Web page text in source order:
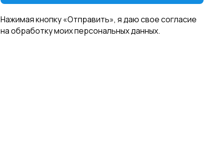
Нажимая кнопку «Отправить», я даю свое согласие
на обработку моих персональных данных.